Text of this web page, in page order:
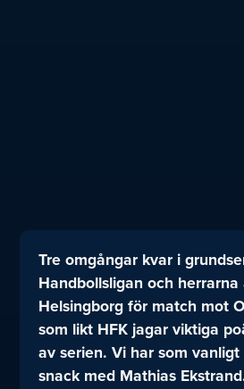
Tre omgångar kvar i
Handbollsligan och
Helsingborg för match mot
som likt HFK jagar viktiga
av serien. Vi har som
snack med Mathias